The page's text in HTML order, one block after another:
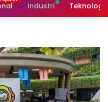
Industri Teknologi